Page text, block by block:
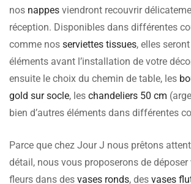
nos nappes viendront recouvrir
réception. Disponibles dans différentes
comme nos serviettes tissues, elles
éléments avant l’installation de votre
ensuite le choix du chemin de table, les
gold sur socle, les chandeliers 50 cm
bien d’autres éléments dans différentes
Parce que chez Jour J nous prêtons
détail, nous vous proposerons de
fleurs dans des vases ronds, des vases